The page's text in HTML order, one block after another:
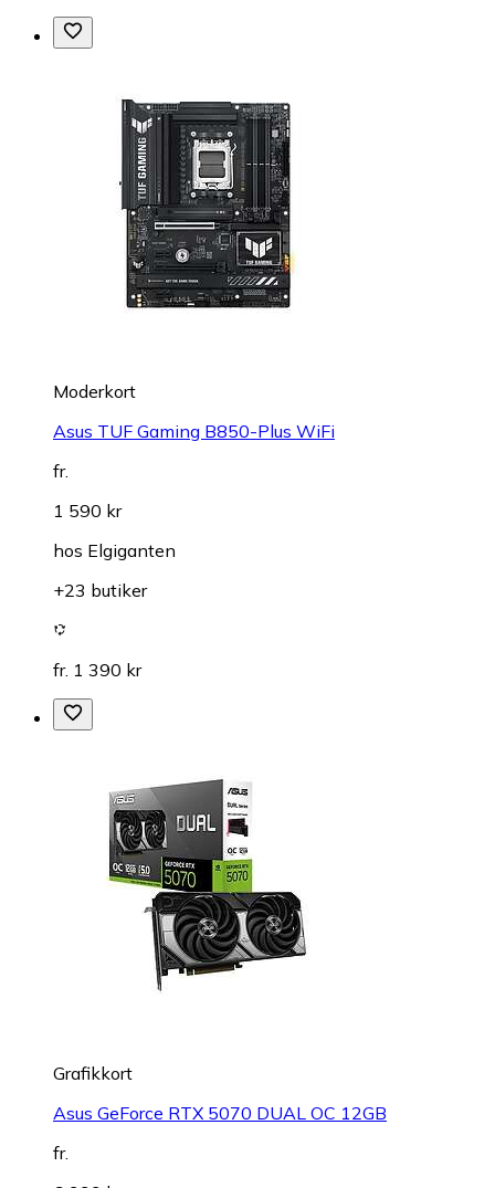
Moderkort
Asus TUF Gaming B850-Plus WiFi
fr.
1 590 kr
hos Elgiganten
+23 butiker
fr. 1 390 kr
Grafikkort
Asus GeForce RTX 5070 DUAL OC 12GB
fr.